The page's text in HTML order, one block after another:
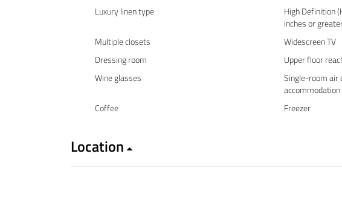
Luxury linen type
High Definition
inches or
Multiple closets
Widescreen TV
Dressing room
Upper floor
Wine glasses
Single-room air
accommodation
Coffee
Freezer
Location